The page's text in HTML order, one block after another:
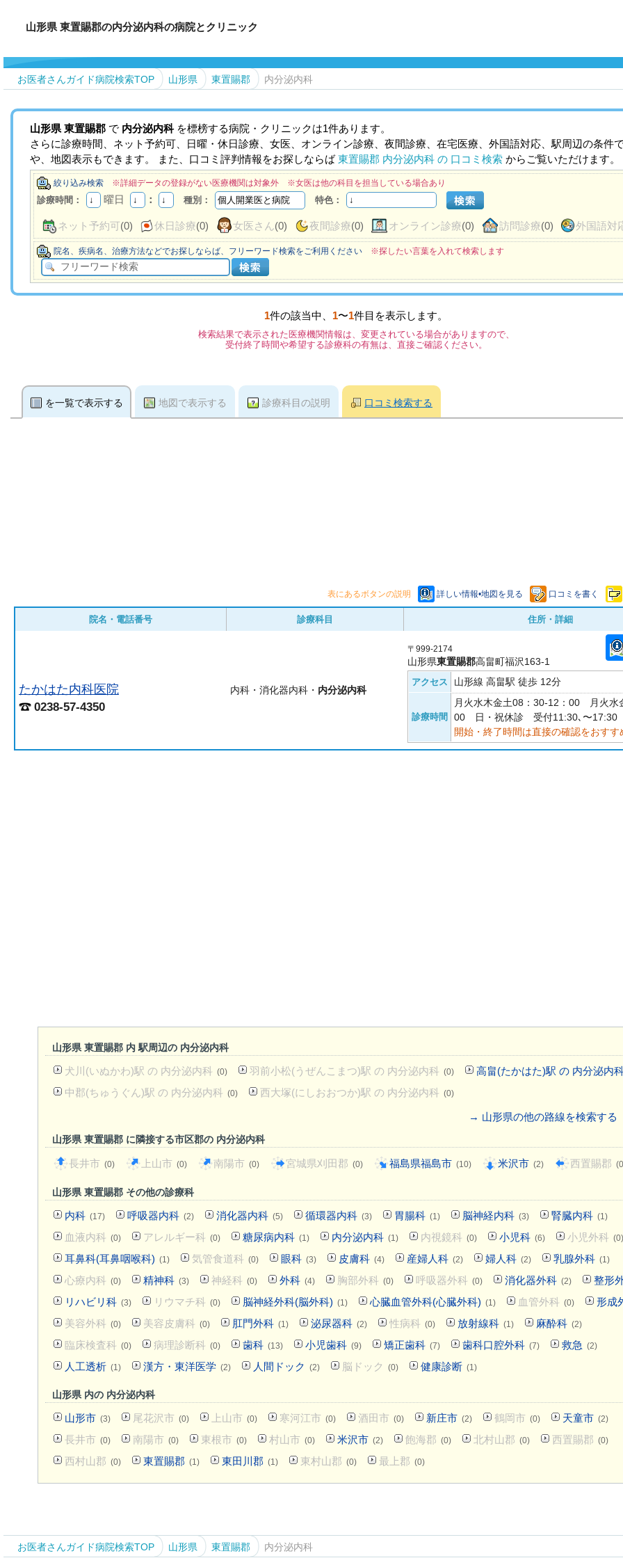
山形県 東置賜郡の内分泌内科の病院とクリニック
お医者さんガイド病院検索TOP 山形県 東置賜郡 内分泌内科
山形県 東置賜郡 で 内分泌内科を標榜する病院・クリニックは1件あります。
さらに診療時間、ネット予約可、日曜・休日診療、女医、オンライン診療、夜間診療、在宅医療、外国語対応、駅周辺の条件
や、地図表示もできます。 また、口コミ評判情報をお探しならば東置賜郡 内分泌内科 の 口コミ検索 からご覧いただけます。
絞り込み検索 ※詳細データの登録がない医療機関は対象外 ※女医は他の科目を担当している場合あり
診療時間： 曜日 ： 種別： 特色：
ネット予約可(0) 休日診療(0) 女医さん(0) 夜間診療(0) オンライン診療(0) 訪問診療(0) 外国語対
院名、疾病名、治療方法などでお探しならば、フリーワード検索をご利用ください ※探したい言葉を入れて検索します
1件の該当中、 1〜1件目を表示します。
検索結果で表示された医療機関情報は、変更されている場合がありますので、
受付終了時間や希望する診療科の有無は、直接ご確認ください。
を一覧で表示する 地図で表示する 診療科目の説明 口コミ検索する
表にあるボタンの説明 詳しい情報•地図を見る 口コミを書く
院名・電話番号 診療科目 住所・詳細
たかはた内科医院
0238-57-4350
内科・消化器内科・ 内分泌内科
〒999-2174
山形県東置賜郡高畠町福沢163-1
アクセス 山形線 高畠駅 徒歩 12分
診療時間
月火水木金土08：30-12：00 月火水
00 日・祝休診 受付11:30､〜17:30
開始・終了時間は直接の確認をおすす
山形県 東置賜郡 内 駅周辺の 内分泌内科
犬川(いぬかわ)駅 の 内分泌内科 (0) 羽前小松(うぜんこまつ)駅 の 内分泌内科 (0) 高畠(たかはた)駅 の 内分泌内
中郡(ちゅうぐん)駅 の 内分泌内科 (0) 西大塚(にしおおつか)駅 の 内分泌内科 (0)
→ 山形県の他の路線を検索する
山形県 東置賜郡 に隣接する市区郡の 内分泌内科
長井市 (0) 上山市 (0) 南陽市 (0) 宮城県刈田郡 (0) 福島県福島市 (10) 米沢市 (2) 西置賜郡
山形県 東置賜郡 その他の診療科
内科 (17) 呼吸器内科 (2) 消化器内科 (5) 循環器内科 (3) 胃腸科 (1) 脳神経内科 (3) 腎臓内科 (1)
血液内科 (0) アレルギー科 (0) 糖尿病内科 (1) 内分泌内科 (1) 内視鏡科 (0) 小児科 (6) 小児外科 (0)
耳鼻科(耳鼻咽喉科) (1) 気管食道科 (0) 眼科 (3) 皮膚科 (4) 産婦人科 (2) 婦人科 (2) 乳腺外科 (1)
心療内科 (0) 精神科 (3) 神経科 (0) 外科 (4) 胸部外科 (0) 呼吸器外科 (0) 消化器外科 (2) 整形
リハビリ科 (3) リウマチ科 (0) 脳神経外科(脳外科) (1) 心臓血管外科(心臓外科) (1) 血管外科 (0) 形成
美容外科 (0) 美容皮膚科 (0) 肛門外科 (1) 泌尿器科 (2) 性病科 (0) 放射線科 (1) 麻酔科 (2)
臨床検査科 (0) 病理診断科 (0) 歯科 (13) 小児歯科 (9) 矯正歯科 (7) 歯科口腔外科 (7) 救急 (2)
人工透析 (1) 漢方・東洋医学 (2) 人間ドック (2) 脳ドック (0) 健康診断 (1)
山形県 内の 内分泌内科
山形市 (3) 尾花沢市 (0) 上山市 (0) 寒河江市 (0) 酒田市 (0) 新庄市 (2) 鶴岡市 (0) 天童市 (2)
長井市 (0) 南陽市 (0) 東根市 (0) 村山市 (0) 米沢市 (2) 飽海郡 (0) 北村山郡 (0) 西置賜郡 (0)
西村山郡 (0) 東置賜郡 (1) 東田川郡 (1) 東村山郡 (0) 最上郡 (0)
お医者さんガイド病院検索TOP 山形県 東置賜郡 内分泌内科